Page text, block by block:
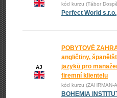
kód kurzu (Tábor
Perfect World s.r.o.
AJ
POBYTOVÉ
angličtiny,
jazyků pro
firemní klientelu
kód kurzu (ZAHRMAN-
BOHEMIA